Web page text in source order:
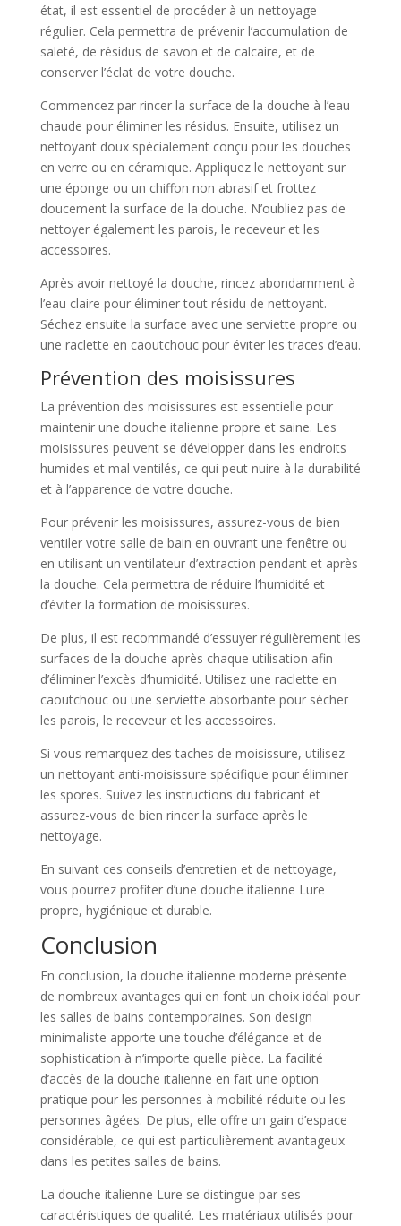
état, il est essentiel de procéder à un nettoyage
régulier. Cela permettra de prévenir l’accumulation de
saleté, de résidus de savon et de calcaire, et de
conserver l’éclat de votre douche.
Commencez par rincer la surface de la douche à l’eau
chaude pour éliminer les résidus. Ensuite, utilisez un
nettoyant doux spécialement conçu pour les douches
en verre ou en céramique. Appliquez le nettoyant sur
une éponge ou un chiffon non abrasif et frottez
doucement la surface de la douche. N’oubliez pas de
nettoyer également les parois, le receveur et les
accessoires.
Après avoir nettoyé la douche, rincez abondamment à
l’eau claire pour éliminer tout résidu de nettoyant.
Séchez ensuite la surface avec une serviette propre ou
une raclette en caoutchouc pour éviter les traces d’eau.
Prévention des moisissures
La prévention des moisissures est essentielle pour
maintenir une douche italienne propre et saine. Les
moisissures peuvent se développer dans les endroits
humides et mal ventilés, ce qui peut nuire à la durabilité
et à l’apparence de votre douche.
Pour prévenir les moisissures, assurez-vous de bien
ventiler votre salle de bain en ouvrant une fenêtre ou
en utilisant un ventilateur d’extraction pendant et après
la douche. Cela permettra de réduire l’humidité et
d’éviter la formation de moisissures.
De plus, il est recommandé d’essuyer régulièrement les
surfaces de la douche après chaque utilisation afin
d’éliminer l’excès d’humidité. Utilisez une raclette en
caoutchouc ou une serviette absorbante pour sécher
les parois, le receveur et les accessoires.
Si vous remarquez des taches de moisissure, utilisez
un nettoyant anti-moisissure spécifique pour éliminer
les spores. Suivez les instructions du fabricant et
assurez-vous de bien rincer la surface après le
nettoyage.
En suivant ces conseils d’entretien et de nettoyage,
vous pourrez profiter d’une douche italienne Lure
propre, hygiénique et durable.
Conclusion
En conclusion, la douche italienne moderne présente
de nombreux avantages qui en font un choix idéal pour
les salles de bains contemporaines. Son design
minimaliste apporte une touche d’élégance et de
sophistication à n’importe quelle pièce. La facilité
d’accès de la douche italienne en fait une option
pratique pour les personnes à mobilité réduite ou les
personnes âgées. De plus, elle offre un gain d’espace
considérable, ce qui est particulièrement avantageux
dans les petites salles de bains.
La douche italienne Lure se distingue par ses
caractéristiques de qualité. Les matériaux utilisés pour